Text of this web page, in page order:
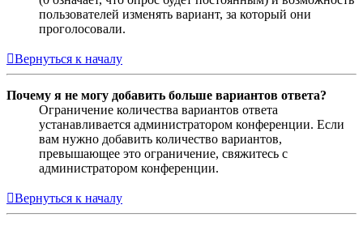
пользователей изменять вариант, за который они
проголосовали.
Вернуться к началу
Почему я не могу добавить больше вариантов ответа?
Ограничение количества вариантов ответа
устанавливается администратором конференции. Если
вам нужно добавить количество вариантов,
превышающее это ограничение, свяжитесь с
администратором конференции.
Вернуться к началу